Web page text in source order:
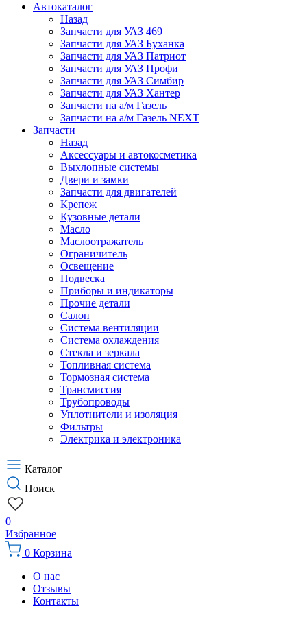
Автокаталог
Назад
Запчасти для УАЗ 469
Запчасти для УАЗ Буханка
Запчасти для УАЗ Патриот
Запчасти для УАЗ Профи
Запчасти для УАЗ Симбир
Запчасти для УАЗ Хантер
Запчасти на а/м Газель
Запчасти на а/м Газель NEXT
Запчасти
Назад
Аксессуары и автокосметика
Выхлопные системы
Двери и замки
Запчасти для двигателей
Крепеж
Кузовные детали
Масло
Маслоотражатель
Ограничитель
Освещение
Подвеска
Приборы и индикаторы
Прочие детали
Салон
Система вентиляции
Система охлаждения
Стекла и зеркала
Топливная система
Тормозная система
Трансмиссия
Трубопроводы
Уплотнители и изоляция
Фильтры
Электрика и электроника
Каталог
Поиск
0
Избранное
0 Корзина
О нас
Отзывы
Контакты